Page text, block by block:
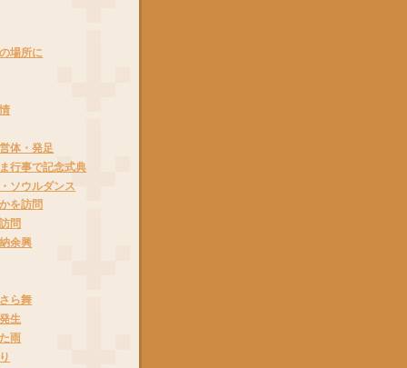
場所に
体・発足
行事で記念式典
ソウルダンス
を訪問
問
余興
ら舞
生
雨